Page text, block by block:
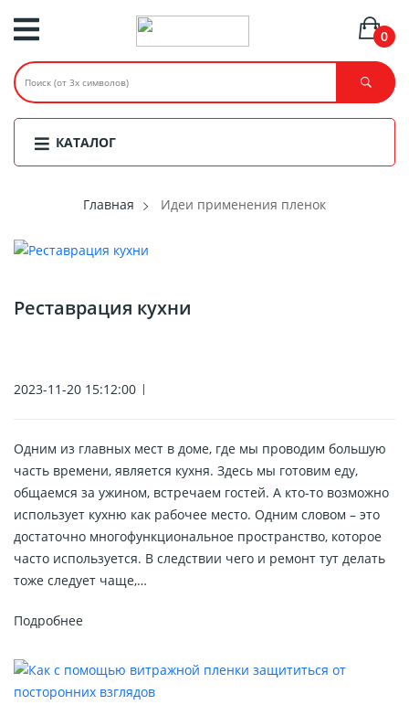
0
КАТАЛОГ
Главная Идеи применения пленок
Реставрация кухни
2023-11-20 15:12:00
Одним из главных мест в доме, где мы проводим большую
часть времени, является кухня. Здесь мы готовим еду,
общаемся за ужином, встречаем гостей. А кто-то возможно
использует кухню как рабочее место. Одним словом – это
достаточно многофункциональное пространство, которое
часто используется. В следствии чего и ремонт тут делать
тоже следует чаще,…
Подробнее